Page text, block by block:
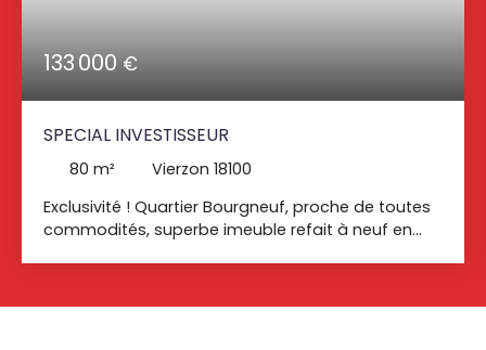
133 000€
SPECIAL INVESTISSEUR
80 m²
Vierzon 18100
Exclusivité ! Quartier Bourgneuf, proche de toutes
commodités, superbe imeuble refait à neuf en